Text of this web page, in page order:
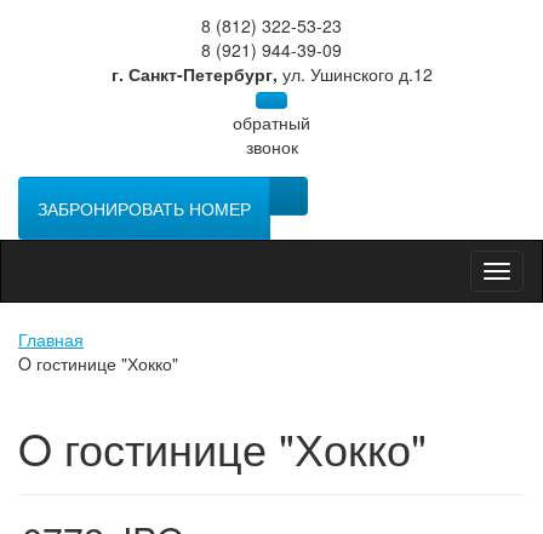
8 (812) 322-53-23
8 (921) 944-39-09
г. Санкт-Петербург, ул. Ушинского д.12
обратный
звонок
ЗАБРОНИРОВАТЬ НОМЕР
Главная
O гостинице "Хокко"
O гостинице "Хокко"